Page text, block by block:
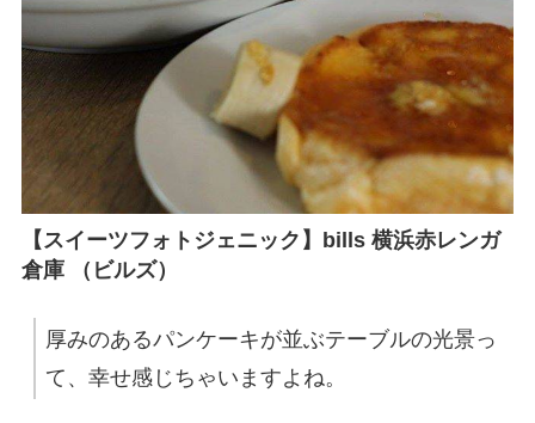
【スイーツフォトジェニック】bills 横浜赤レンガ
倉庫 （ビルズ）
厚みのあるパンケーキが並ぶテーブルの光景っ
て、幸せ感じちゃいますよね。